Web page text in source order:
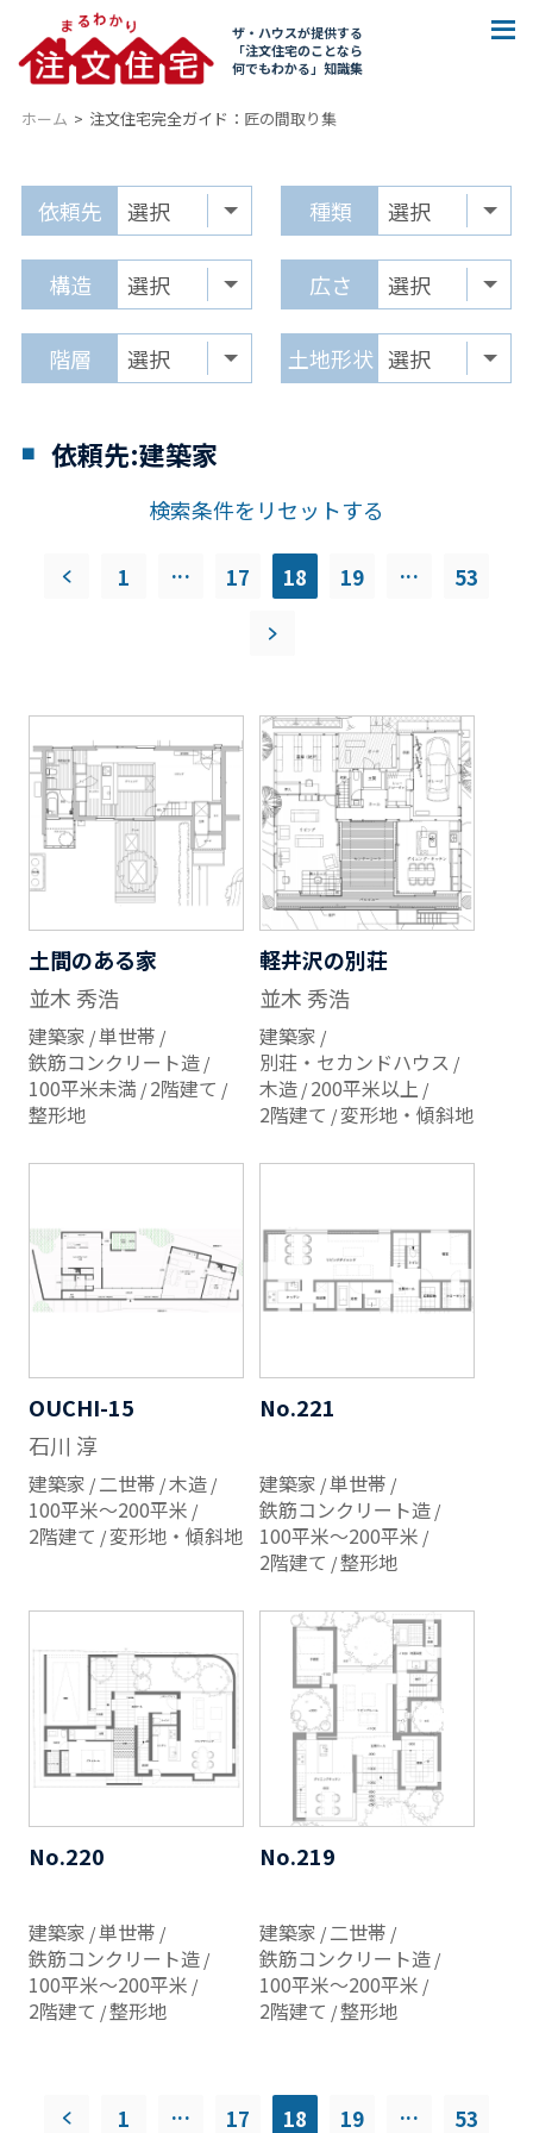
ザ・ハウスが提供する
「注文住宅のことなら
何でもわかる」知識集
ホーム 注文住宅完全ガイド： 匠の間取り集
依頼先 種類
構造 広さ
階層 土地形状
依頼先:建築家
検索条件をリセットする
1 ... 17 18 19 ... 53
土間のある家
並木 秀浩
建築家 単世帯
鉄筋コンクリート造
100平米未満 2階建て
整形地
軽井沢の別荘
並木 秀浩
建築家
別荘・セカンドハウス
木造 200平米以上
2階建て 変形地・傾斜地
OUCHI-15
石川 淳
建築家 二世帯 木造
100平米～200平米
2階建て 変形地・傾斜地
No.221
建築家 単世帯
鉄筋コンクリート造
100平米～200平米
2階建て 整形地
No.220
建築家 単世帯
鉄筋コンクリート造
100平米～200平米
2階建て 整形地
No.219
建築家 二世帯
鉄筋コンクリート造
100平米～200平米
2階建て 整形地
1 ... 17 18 19 ... 53